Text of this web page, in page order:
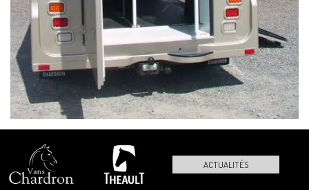
ACTUALITÉS